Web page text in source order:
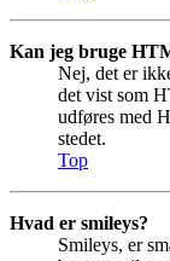
Kan jeg bruge
Nej, det er
det vist som
udføres med
stedet.
Top
Hvad er smileys?
Smileys, er